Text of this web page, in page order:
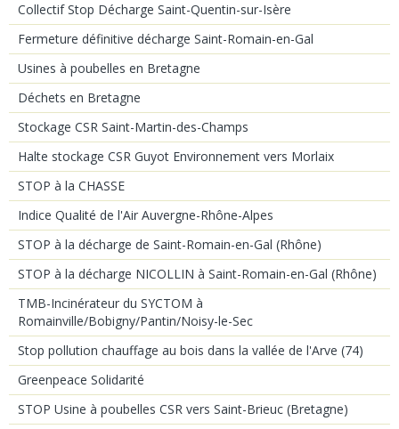
Collectif Stop Décharge Saint-Quentin-sur-Isère
Fermeture définitive décharge Saint-Romain-en-Gal
Usines à poubelles en Bretagne
Déchets en Bretagne
Stockage CSR Saint-Martin-des-Champs
Halte stockage CSR Guyot Environnement vers Morlaix
STOP à la CHASSE
Indice Qualité de l'Air Auvergne-Rhône-Alpes
STOP à la décharge de Saint-Romain-en-Gal (Rhône)
STOP à la décharge NICOLLIN à Saint-Romain-en-Gal (Rhône)
TMB-Incinérateur du SYCTOM à
Romainville/Bobigny/Pantin/Noisy-le-Sec
Stop pollution chauffage au bois dans la vallée de l'Arve (74)
Greenpeace Solidarité
STOP Usine à poubelles CSR vers Saint-Brieuc (Bretagne)